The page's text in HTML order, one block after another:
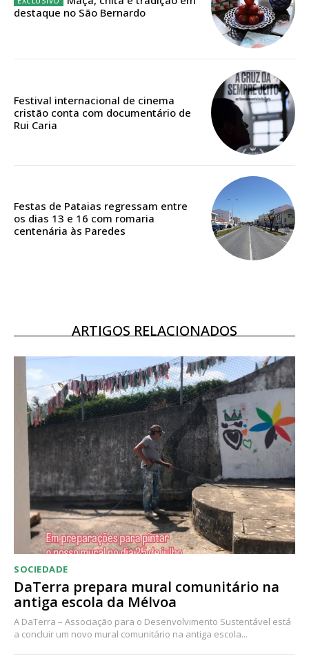
Edição em papel entregue à Quinta-feira em sua
Acesso aos conteúdos Exclusivos para
assinantes
12 meses
Acesso ao conteúdo online
Acesso aos conteúdos Exclusivos para
assinantes
Ofertas para assinatura anual
Escolha o plano
destaque no São Bernardo
Festival internacional de cinema
cristão conta com documentário de
Rui Caria
Festas de Pataias regressam entre
os dias 13 e 16 com romaria
centenária às Paredes
ARTIGOS RELACIONADOS
SOCIEDADE
DaTerra prepara mural comunitário na
antiga escola da Mélvoa
A DaTerra – Associação para o Desenvolvimento Sustentável está
a concluir um novo mural comunitário na antiga escola...